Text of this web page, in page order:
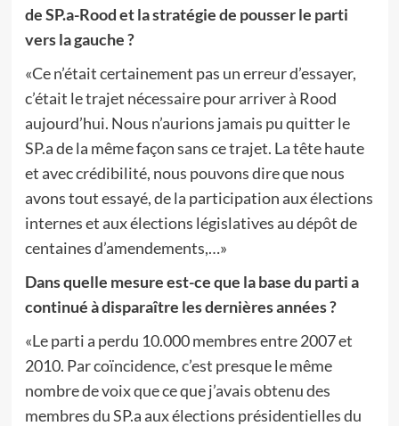
de SP.a-Rood et la stratégie de pousser le parti
vers la gauche ?
«Ce n’était certainement pas un erreur d’essayer,
c’était le trajet nécessaire pour arriver à Rood
aujourd’hui. Nous n’aurions jamais pu quitter le
SP.a de la même façon sans ce trajet. La tête haute
et avec crédibilité, nous pouvons dire que nous
avons tout essayé, de la participation aux élections
internes et aux élections législatives au dépôt de
centaines d’amendements,…»
Dans quelle mesure est-ce que la base du parti a
continué à disparaître les dernières années ?
«Le parti a perdu 10.000 membres entre 2007 et
2010. Par coïncidence, c’est presque le même
nombre de voix que ce que j’avais obtenu des
membres du SP.a aux élections présidentielles du